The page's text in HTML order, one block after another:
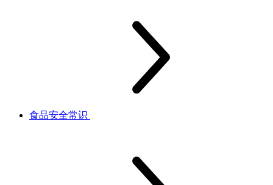
食品安全常识